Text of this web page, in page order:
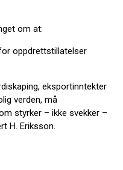
om at:
oppdrettstillatelser
eksportinntekter
verden, må
styrker – ikke svekker –
H. Eriksson.